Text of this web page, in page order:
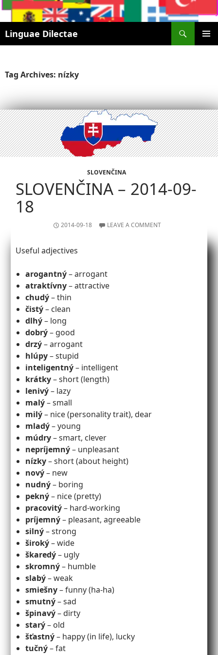
Linguae Dilectae
SKIP
Tag Archives: nízky
SLOVENČINA
SLOVENČINA – 2014-09-
18
2014-09-18 LEAVE A COMMENT
Useful adjectives
arogantný– arrogant
atraktívny– attractive
chudý– thin
čistý– clean
dlhý– long
dobrý– good
drzý– arrogant
hlúpy– stupid
inteligentný– intelligent
krátky– short (length)
lenivý– lazy
malý– small
milý– nice (personality trait), dear
mladý– young
múdry– smart, clever
nepríjemný– unpleasant
nízky– short (about height)
nový– new
nudný– boring
pekný– nice (pretty)
pracovitý– hard-working
príjemný– pleasant, agreeable
silný– strong
široký– wide
škaredý– ugly
skromný– humble
slabý– weak
smiešny– funny (ha-ha)
smutný– sad
špinavý– dirty
starý– old
šťastný– happy (in life), lucky
tučný– fat